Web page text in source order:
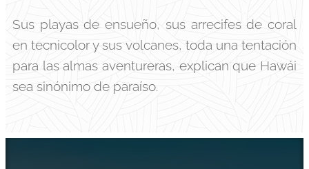
Sus playas de ensueño, sus arrecifes de coral
en tecnicolor y sus volcanes, toda una tentación
para las almas aventureras, explican que Hawái
sea sinónimo de paraíso.